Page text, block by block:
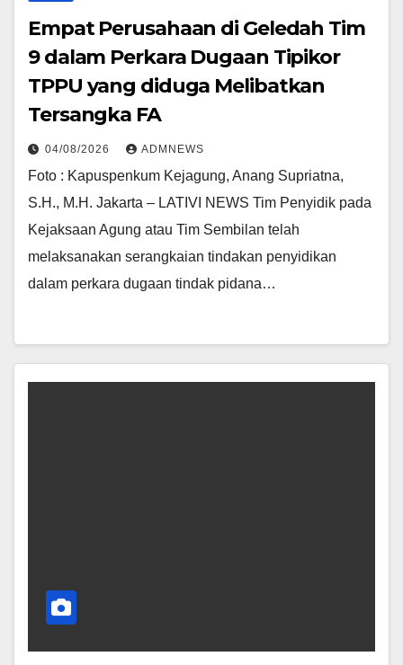
Empat Perusahaan di Geledah Tim
9 dalam Perkara Dugaan Tipikor
TPPU yang diduga Melibatkan
Tersangka FA
04/08/2026 ADMNEWS
Foto : Kapuspenkum Kejagung, Anang Supriatna,
S.H., M.H. Jakarta – LATIVI NEWS Tim Penyidik pada
Kejaksaan Agung atau Tim Sembilan telah
melaksanakan serangkaian tindakan penyidikan
dalam perkara dugaan tindak pidana…